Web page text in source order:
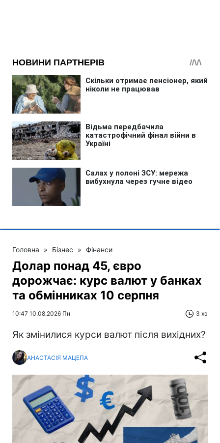
Головна » Бізнес » Фінанси
Долар понад 45, євро
дорожчає: курс валют у банках
та обмінниках 10 серпня
10:47 10.08.2026 Пн 3 хв
Як змінилися курси валют після вихідних?
АНАСТАСІЯ МАЦЕПА